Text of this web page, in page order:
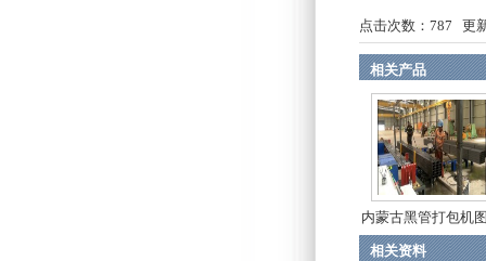
点击次数： 787 更
相关产品
内蒙古黑管打包机
相关资料